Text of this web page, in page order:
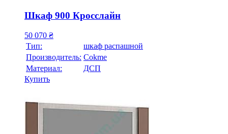
Шкаф 900 Кросслайн
50 070 ₴
Тип:
шкаф распашной
Производитель: Cokme
Материал:
ДСП
Купить